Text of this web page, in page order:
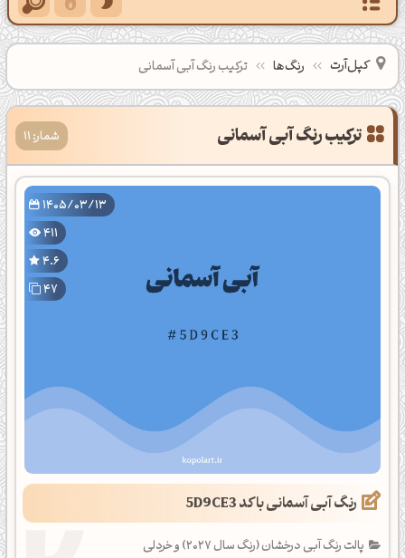
کپل‌آرت رنگ‌ها ترکیب رنگ آبی آسمانی
شمار: 11
1405/03/13
411
4.6
47
رنگ آبی آسمانی با کد 5D9CE3
پالت رنگ آبی درخشان (رنگ سال 2027) و خردلی